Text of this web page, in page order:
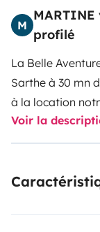
M
profilé
La Belle
Sarthe à 30 mn
à la location
640, tout équipé
places. Boite
recul, volets
Voir la